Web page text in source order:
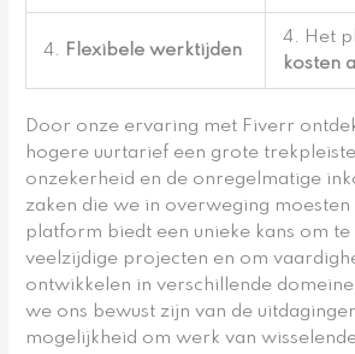
4. Flexibele werktijden
4. Het
kosten
Door onze ervaring met Fiverr
hogere uurtarief een grote
onzekerheid en de onregelmatige
zaken die we in overweging
platform biedt een unieke kans om
veelzijdige projecten en om
ontwikkelen in verschillende
we ons bewust zijn van de
mogelijkheid om werk van